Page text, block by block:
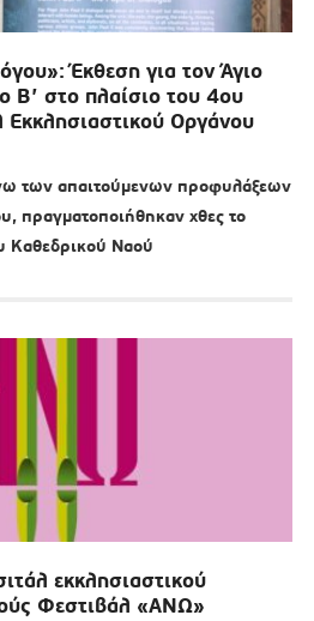
Έκθεση για τον Άγιο
Β’ στο πλαίσιο του 4ου
Εκκλησιαστικού Οργάνου
των απαιτούμενων προφυλάξεων
πραγματοποιήθηκαν χθες το
Καθεδρικού Ναού
εκκλησιαστικού
Φεστιβάλ «ΑΝΩ»